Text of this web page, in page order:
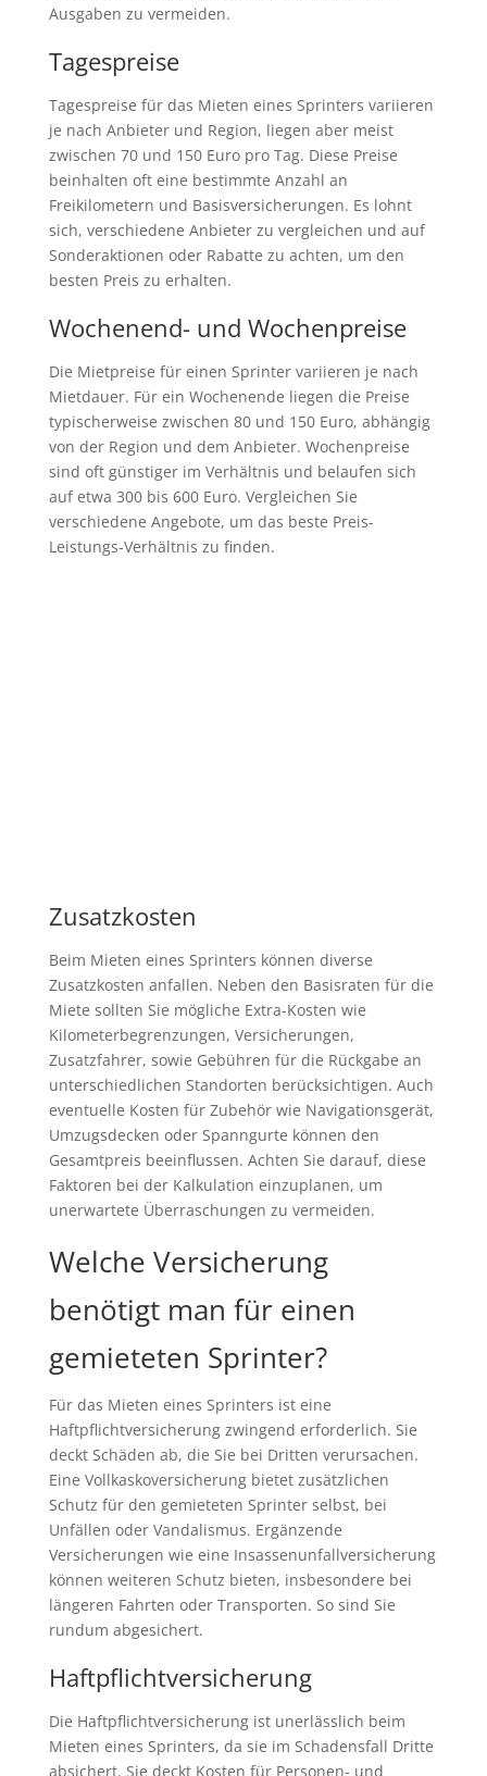
Ausgaben zu vermeiden.
Tagespreise
Tagespreise für das Mieten eines Sprinters variieren
je nach Anbieter und Region, liegen aber meist
zwischen 70 und 150 Euro pro Tag. Diese Preise
beinhalten oft eine bestimmte Anzahl an
Freikilometern und Basisversicherungen. Es lohnt
sich, verschiedene Anbieter zu vergleichen und auf
Sonderaktionen oder Rabatte zu achten, um den
besten Preis zu erhalten.
Wochenend- und Wochenpreise
Die Mietpreise für einen Sprinter variieren je nach
Mietdauer. Für ein Wochenende liegen die Preise
typischerweise zwischen 80 und 150 Euro, abhängig
von der Region und dem Anbieter. Wochenpreise
sind oft günstiger im Verhältnis und belaufen sich
auf etwa 300 bis 600 Euro. Vergleichen Sie
verschiedene Angebote, um das beste Preis-
Leistungs-Verhältnis zu finden.
Zusatzkosten
Beim Mieten eines Sprinters können diverse
Zusatzkosten anfallen. Neben den Basisraten für die
Miete sollten Sie mögliche Extra-Kosten wie
Kilometerbegrenzungen, Versicherungen,
Zusatzfahrer, sowie Gebühren für die Rückgabe an
unterschiedlichen Standorten berücksichtigen. Auch
eventuelle Kosten für Zubehör wie Navigationsgerät,
Umzugsdecken oder Spanngurte können den
Gesamtpreis beeinflussen. Achten Sie darauf, diese
Faktoren bei der Kalkulation einzuplanen, um
unerwartete Überraschungen zu vermeiden.
Welche Versicherung
benötigt man für einen
gemieteten Sprinter?
Für das Mieten eines Sprinters ist eine
Haftpflichtversicherung zwingend erforderlich. Sie
deckt Schäden ab, die Sie bei Dritten verursachen.
Eine Vollkaskoversicherung bietet zusätzlichen
Schutz für den gemieteten Sprinter selbst, bei
Unfällen oder Vandalismus. Ergänzende
Versicherungen wie eine Insassenunfallversicherung
können weiteren Schutz bieten, insbesondere bei
längeren Fahrten oder Transporten. So sind Sie
rundum abgesichert.
Haftpflichtversicherung
Die Haftpflichtversicherung ist unerlässlich beim
Mieten eines Sprinters, da sie im Schadensfall Dritte
absichert. Sie deckt Kosten für Personen- und